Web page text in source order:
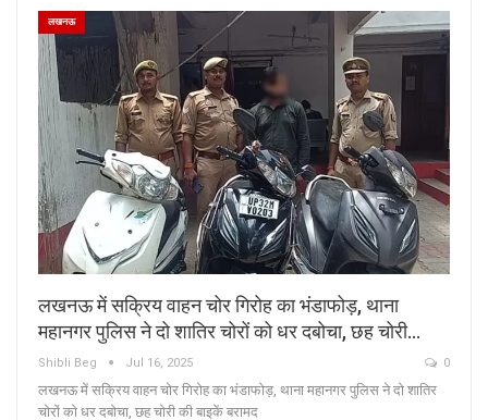
लखनऊ
लखनऊ में सक्रिय वाहन चोर गिरोह का भंडाफोड़, थाना
महानगर पुलिस ने दो शातिर चोरों को धर दबोचा, छह चोरी…
Shibli Beg Jul 16, 2025 0
लखनऊ में सक्रिय वाहन चोर गिरोह का भंडाफोड़, थाना महानगर पुलिस ने दो शातिर
चोरों को धर दबोचा, छह चोरी की बाइकें बरामद